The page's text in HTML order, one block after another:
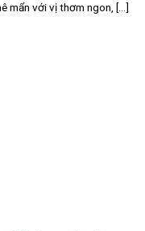
mẩn với vị thơm ngon, [...]